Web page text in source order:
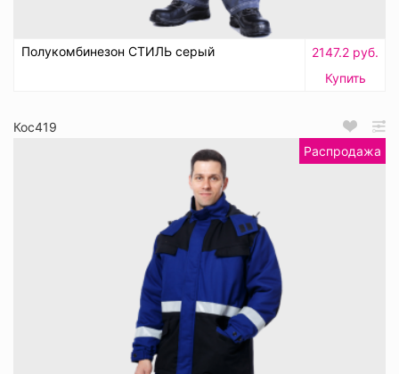
Полукомбинезон СТИЛЬ серый
2147.2 руб.
Купить
Кос419
Распродажа